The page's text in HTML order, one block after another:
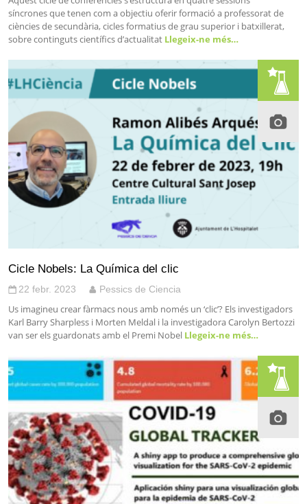
síncrones que tenen com a objectiu oferir formació a professorat de
ciències de secundària, cicles formatius de grau superior i batxillerat,
sobre continguts científics d’actualitat Llegeix-ne més…
Cicle Nobels: La Química del clic
22 febr. 2023 Pessics de Ciencia
Us imagineu crear fàrmacs nous amb només un ‘clic’? Els investigadors
Karl Barry Sharpless i Morten Meldal i la investigadora Carolyn Bertozzi
van ser els guardonats amb el Premi Nobel Llegeix-ne més…